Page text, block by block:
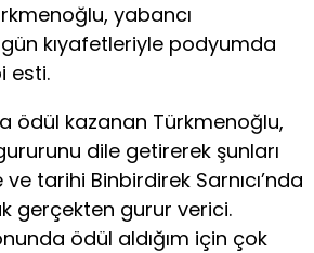
yabancı
kıyafetleriyle podyumda
esti.
ödül kazanan Türkmenoğlu,
dile getirerek şunları
tarihi Binbirdirek Sarnıcı’nda
gerçekten gurur verici.
ödül aldığım için çok